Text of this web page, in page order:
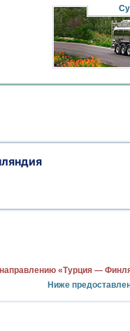
«Турция —
Ниже